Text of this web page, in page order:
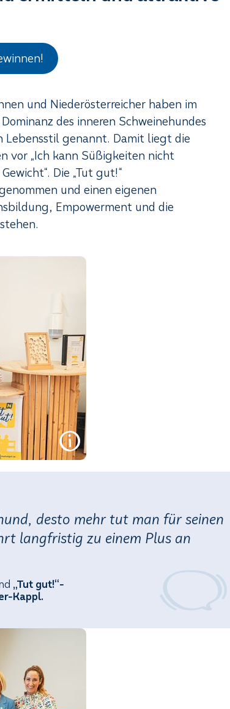
und Niederösterreicher haben im
des inneren Schweinehundes
genannt. Damit liegt die
vor „Ich kann Süßigkeiten nicht
Die „Tut gut!“
und einen eigenen
Empowerment und die
desto mehr tut man für seinen
langfristig zu einem Plus an
„Tut gut!“-
Kappl.